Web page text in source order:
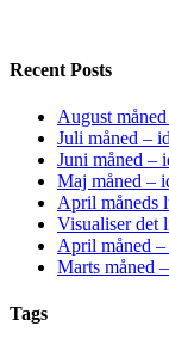
Recent Posts
August
Juli måned –
Juni måned –
Maj måned –
April måneds
Visualiser det
April måned –
Marts måned
Tags